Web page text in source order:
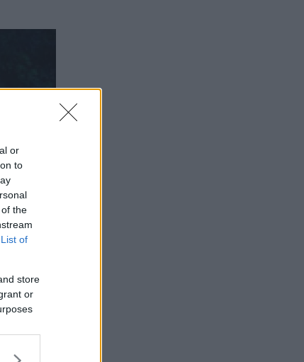
or
to
the
List of
store
or